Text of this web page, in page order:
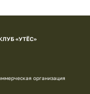
«УТЁС»
организация